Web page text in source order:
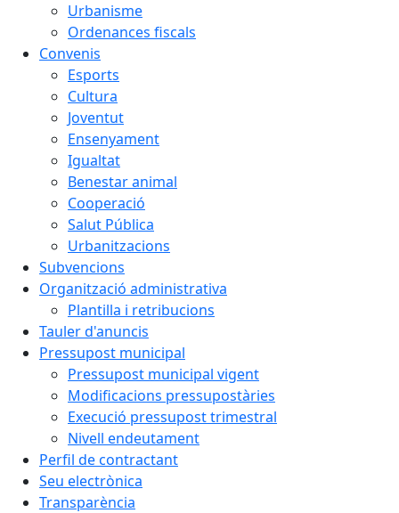
Urbanisme
Ordenances fiscals
Convenis
Esports
Cultura
Joventut
Ensenyament
Igualtat
Benestar animal
Cooperació
Salut Pública
Urbanitzacions
Subvencions
Organització administrativa
Plantilla i retribucions
Tauler d'anuncis
Pressupost municipal
Pressupost municipal vigent
Modificacions pressupostàries
Execució pressupost trimestral
Nivell endeutament
Perfil de contractant
Seu electrònica
Transparència